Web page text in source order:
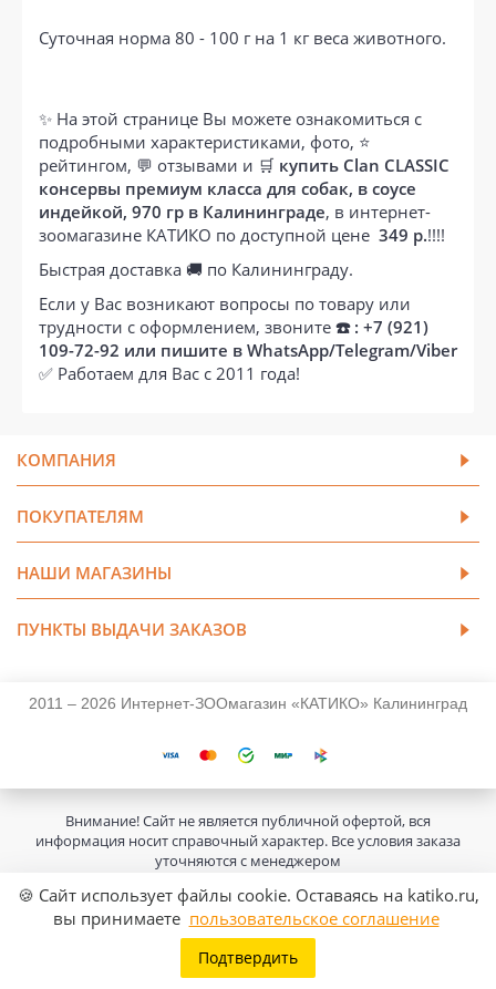
Суточная норма 80 - 100 г на 1 кг веса животного.
✨ На этой странице Вы можете ознакомиться с
подробными характеристиками, фото, ⭐
рейтингом, 💬 отзывами и 🛒 купить Clan CLASSIC
консервы премиум класса для собак, в соусе
индейкой, 970 гр в Калининграде, в интернет-
зоомагазине КАТИКО по доступной цене 349 р.!!!!
Быстрая доставка 🚚 по Калининграду.
Если у Вас возникают вопросы по товару или
трудности с оформлением, звоните ☎️ : +7 (921)
109-72-92 или пишите в WhatsApp/Telegram/Viber
✅ Работаем для Вас с 2011 года!
КОМПАНИЯ
ПОКУПАТЕЛЯМ
НАШИ МАГАЗИНЫ
ПУНКТЫ ВЫДАЧИ ЗАКАЗОВ
2011 – 2026 Интернет-ЗООмагазин «КАТИКО» Калининград
🍪 Сайт использует файлы cookie. Оставаясь на katiko.ru,
вы принимаете пользовательское соглашение
Подтвердить
Внимание! Сайт не является публичной офертой, вся
информация носит справочный характер. Все условия заказа
уточняются с менеджером